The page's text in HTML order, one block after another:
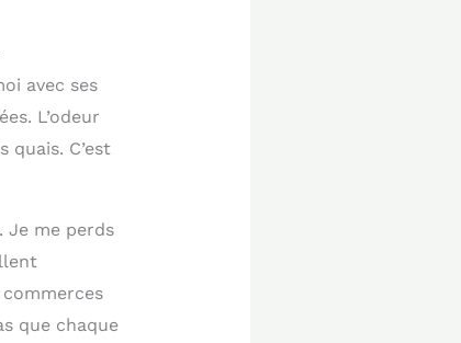
avec ses
L’odeur
C’est
Je me perds
que chaque